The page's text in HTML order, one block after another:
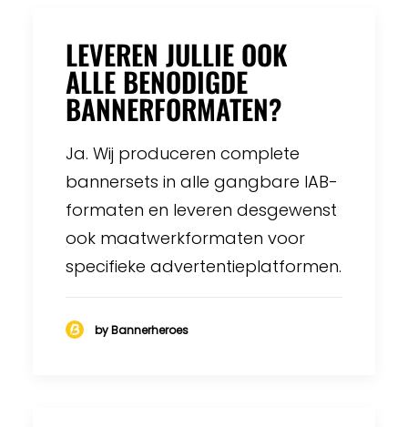
LEVEREN JULLIE OOK
ALLE BENODIGDE
BANNERFORMATEN?
Ja. Wij produceren complete
bannersets in alle gangbare IAB-
formaten en leveren desgewenst
ook maatwerkformaten voor
specifieke advertentieplatformen.
by Bannerheroes